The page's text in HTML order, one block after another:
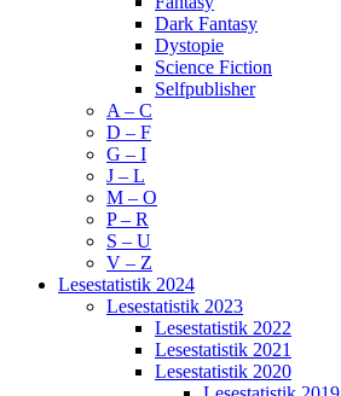
Dark Fantasy
Dystopie
Science Fiction
Selfpublisher
A – C
D – F
G – I
J – L
M – O
P – R
S – U
V – Z
Lesestatistik 2024
Lesestatistik 2023
Lesestatistik 2022
Lesestatistik 2021
Lesestatistik 2020